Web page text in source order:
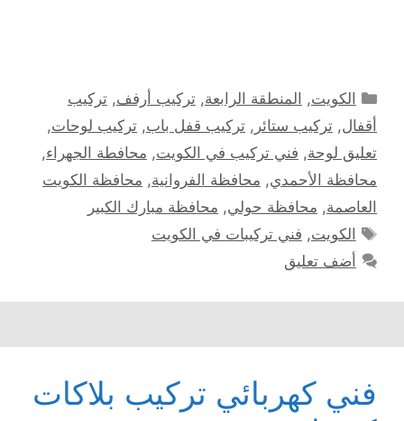
التصنيفات
الكويت, المنطقة الرابعة,تركيب أرفف,تركيب
أقفال, تركيب ستائر , تركيب قفل باب, تركيب لوحات,
تعليق لوحة, فني تركيب في الكويت, محافطة الجهراء,
محافظة الأحمدي, محافظة الفروانية, محافظة الكويت
العاصمة, محافظة حولي, محافظة مبارك الكبير
الوسوم
الكويت, فني تركيبات في الكويت
أضف تعليق
فني كهربائي تركيب بلاكات